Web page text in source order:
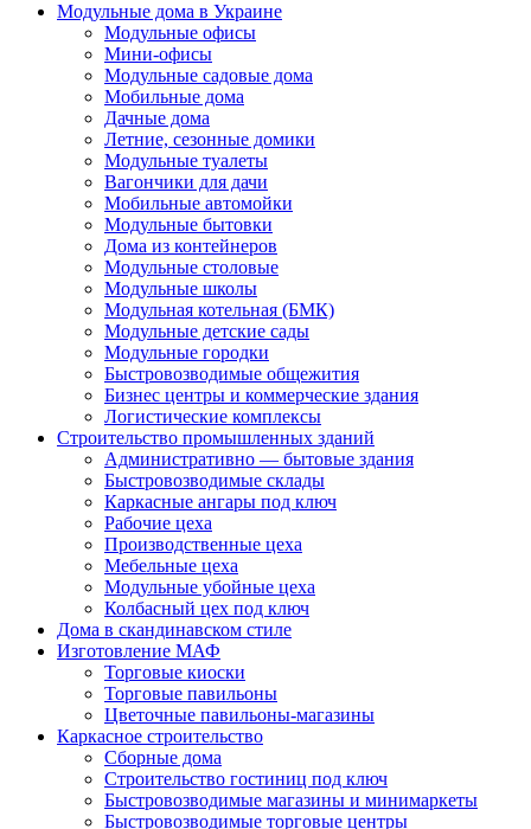
Модульные дома в Украине
Модульные офисы
Мини-офисы
Модульные садовые дома
Мобильные дома
Дачные дома
Летние, сезонные домики
Модульные туалеты
Вагончики для дачи
Мобильные автомойки
Модульные бытовки
Дома из контейнеров
Модульные столовые
Модульные школы
Модульная котельная (БМК)
Модульные детские сады
Модульные городки
Быстровозводимые общежития
Бизнес центры и коммерческие здания
Логистические комплексы
Строительство промышленных зданий
Административно — бытовые здания
Быстровозводимые склады
Каркасные ангары под ключ
Рабочие цеха
Производственные цеха
Мебельные цеха
Модульные убойные цеха
Колбасный цех под ключ
Дома в скандинавском стиле
Изготовление МАФ
Торговые киоски
Торговые павильоны
Цветочные павильоны-магазины
Каркасное строительство
Сборные дома
Строительство гостиниц под ключ
Быстровозводимые магазины и минимаркеты
Быстровозводимые торговые центры